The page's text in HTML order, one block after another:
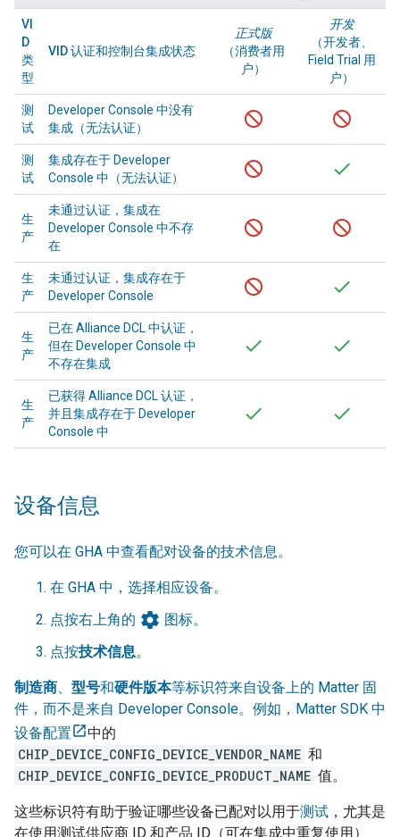
VI
D
类
型
VID 认证和控制台集成状态
正式版
（消费者用
户）
开发
（开发者、
Field Trial 用
户）
测
试
Developer Console 中没有
集成（无法认证）
测
试
集成存在于 Developer
Console 中（无法认证）
生
产
未通过认证，集成在
Developer Console 中不存
在
生
产
未通过认证，集成存在于
Developer Console
生
产
已在Alliance DCL 中认证，
但在 Developer Console 中
不存在集成
生
产
已获得Alliance DCL 认证，
并且集成存在于 Developer
Console 中
设备信息
您可以在 GHA 中查看配对设备的技术信息。
在 GHA 中，选择相应设备。
点按右上角的 settings 图标。
点按技术信息。
制造商、 型号和硬件版本等标识符来自设备上的 Matter 固
件，而不是来自 Developer Console。例如，Matter SDK 中
设备配置
中的
CHIP_DEVICE_CONFIG_DEVICE_VENDOR_NAME 和
CHIP_DEVICE_CONFIG_DEVICE_PRODUCT_NAME 值。
这些标识符有助于验证哪些设备已配对以用于测试 ，尤其是
在使用测试供应商 ID 和产品 ID（可在集成中重复使用）